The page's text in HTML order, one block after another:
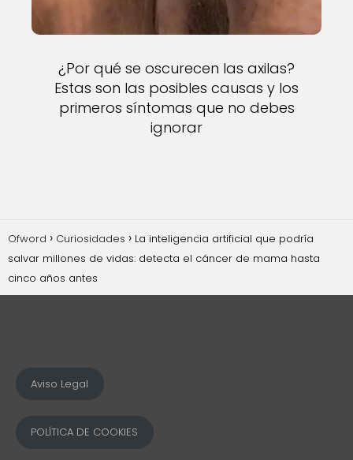
¿Por qué se oscurecen las axilas?
Estas son las posibles causas y los
primeros síntomas que no debes
ignorar
Ofword Curiosidades
La inteligencia artificial que podría
salvar millones de vidas: detecta el cáncer de mama hasta
cinco años antes
Aviso Legal
POLÍTICA DE COOKIES